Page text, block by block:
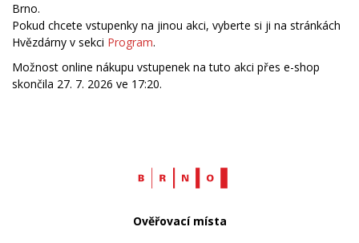
Brno.
Pokud chcete vstupenky na jinou akci, vyberte si ji na stránkách
Hvězdárny v sekci Program.
Možnost online nákupu vstupenek na tuto akci přes e-shop
skončila 27. 7. 2026 ve 17:20.
Web
Ověřovací místa